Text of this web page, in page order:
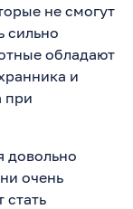
не смогут
сильно
обладают
и
при
довольно
очень
стать